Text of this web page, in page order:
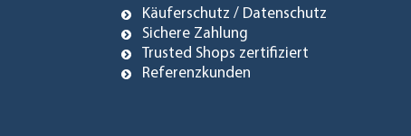
Käuferschutz / Datenschutz
Sichere Zahlung
Trusted Shops zertifiziert
Referenzkunden